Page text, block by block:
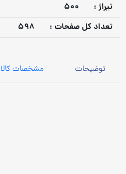
تيراژ :
500
تعداد كل صفحات :
598
توضیحات مشخصات کالا